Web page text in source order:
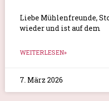
Liebe Mühlenfreunde,
wieder und ist auf dem
WEITERLESEN»
7. März 2026